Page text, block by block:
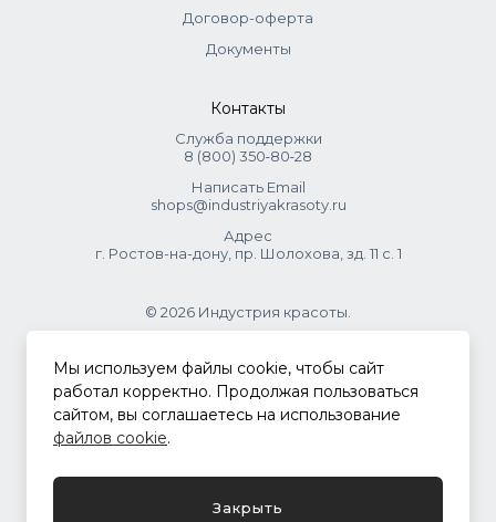
Договор-оферта
Документы
Контакты
Служба поддержки
8 (800) 350‑80‑28
Написать Email
shops@industriyakrasoty.ru
Адрес
г. Ростов-на-дону, пр. Шолохова, зд. 11 с. 1
© 2026 Индустрия красоты.
.
Политика конфиденциальности
Мы используем файлы cookie, чтобы сайт
работал корректно. Продолжая пользоваться
сайтом, вы соглашаетесь на использование
файлов cookie.
Закрыть